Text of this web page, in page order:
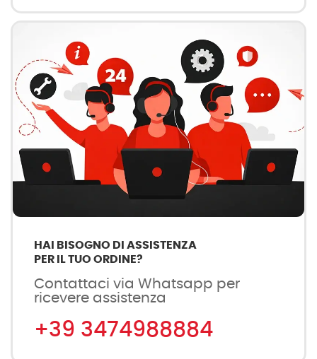
HAI BISOGNO DI ASSISTENZA
PER IL TUO ORDINE?
Contattaci via Whatsapp per
ricevere assistenza
+39 3474988884